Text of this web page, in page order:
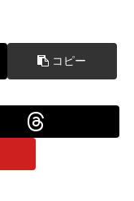
コピー